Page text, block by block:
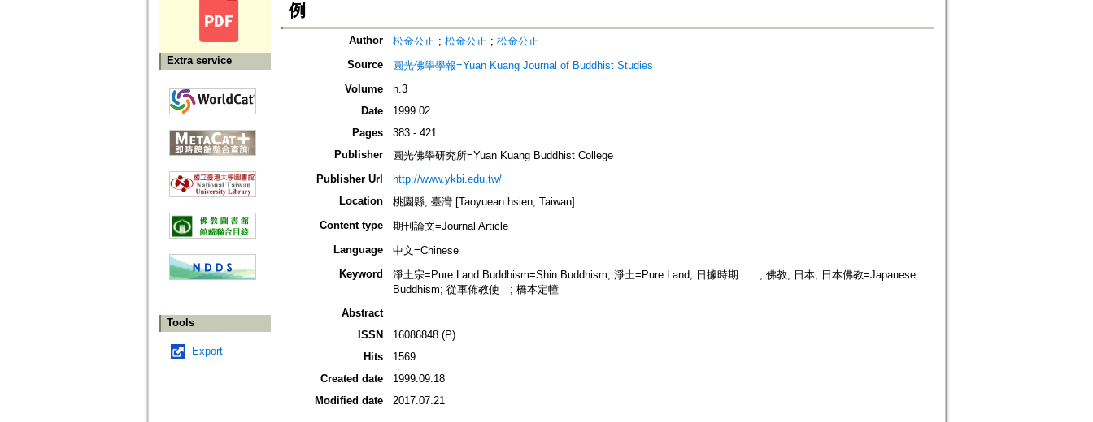
Extra service
Tools
Export
例
Author 松金公正 ; 松金公正 ; 松金公正
Source
圓光佛學學報=Yuan Kuang Journal of Buddhist Studies
Volume
n.3
Date
1999.02
Pages
383 - 421
Publisher
圓光佛學研究所=Yuan Kuang Buddhist College
Publisher Url
http://www.ykbi.edu.tw/
Location
桃園縣, 臺灣 [Taoyuean hsien, Taiwan]
Content type
期刊論文=Journal Article
Language
中文=Chinese
Keyword
淨土宗=Pure Land Buddhism=Shin Buddhism; 淨土=Pure Land; 日據時期 ; 佛教; 日本; 日本佛教=Japanese
Buddhism; 從軍佈教使 ; 橋本定幢
Abstract
ISSN
16086848 (P)
Hits
1569
Created date
1999.09.18
Modified date
2017.07.21